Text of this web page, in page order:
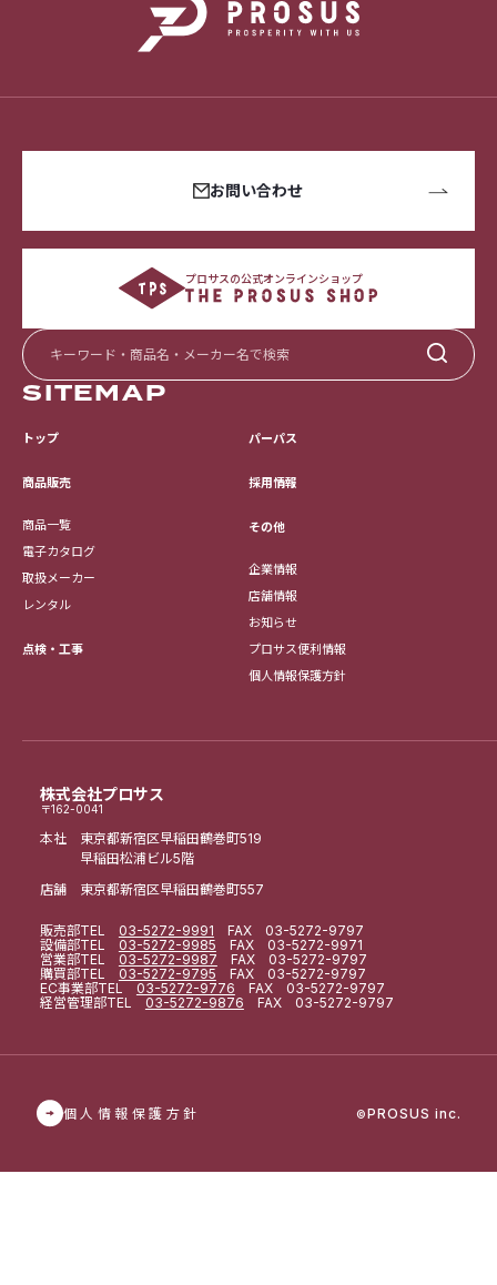
株式会社プロサス
〒162-0041
本社 東京都新宿区早稲田鶴巻町519
早稲田松浦ビル5階
店舗 東京都新宿区早稲田鶴巻町557
販売部TEL 03-5272-9991 FAX 03-5272-9797
設備部TEL 03-5272-9985 FAX 03-5272-9971
営業部TEL 03-5272-9987 FAX 03-5272-9797
購買部TEL 03-5272-9795 FAX 03-5272-9797
EC事業部TEL 03-5272-9776 FAX 03-5272-9797
経営管理部TEL 03-5272-9876 FAX 03-5272-9797
お問い合わせ
プロサスの公式オンラインショップ
SITEMAP
トップ
商品販売
商品一覧
電子カタログ
取扱メーカー
レンタル
点検・工事
パーパス
採用情報
その他
企業情報
店舗情報
お知らせ
プロサス便利情報
個人情報保護方針
個人情報保護方針 ©PROSUS inc.